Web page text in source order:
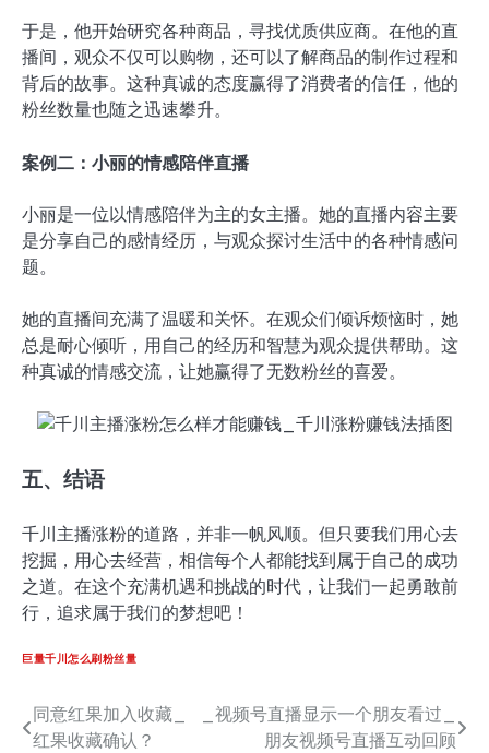
于是，他开始研究各种商品，寻找优质供应商。在他的直
播间，观众不仅可以购物，还可以了解商品的制作过程和
背后的故事。这种真诚的态度赢得了消费者的信任，他的
粉丝数量也随之迅速攀升。
案例二：小丽的情感陪伴直播
小丽是一位以情感陪伴为主的女主播。她的直播内容主要
是分享自己的感情经历，与观众探讨生活中的各种情感问
题。
她的直播间充满了温暖和关怀。在观众们倾诉烦恼时，她
总是耐心倾听，用自己的经历和智慧为观众提供帮助。这
种真诚的情感交流，让她赢得了无数粉丝的喜爱。
五、结语
千川主播涨粉的道路，并非一帆风顺。但只要我们用心去
挖掘，用心去经营，相信每个人都能找到属于自己的成功
之道。在这个充满机遇和挑战的时代，让我们一起勇敢前
行，追求属于我们的梦想吧！
巨量千川怎么刷粉丝量
文同意红果加入收藏_
红果收藏确认？
_视频号直播显示一个朋友看过_
朋友视频号直播互动回顾